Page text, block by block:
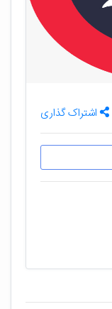
اشتراک گذاری